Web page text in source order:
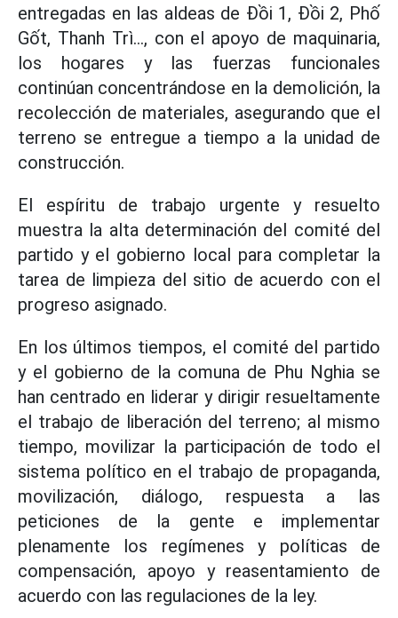
entregadas en las aldeas de Đồi 1, Đồi 2, Phố
Gốt, Thanh Trì..., con el apoyo de maquinaria,
los hogares y las fuerzas funcionales
continúan concentrándose en la demolición, la
recolección de materiales, asegurando que el
terreno se entregue a tiempo a la unidad de
construcción.
El espíritu de trabajo urgente y resuelto
muestra la alta determinación del comité del
partido y el gobierno local para completar la
tarea de limpieza del sitio de acuerdo con el
progreso asignado.
En los últimos tiempos, el comité del partido
y el gobierno de la comuna de Phu Nghia se
han centrado en liderar y dirigir resueltamente
el trabajo de liberación del terreno; al mismo
tiempo, movilizar la participación de todo el
sistema político en el trabajo de propaganda,
movilización, diálogo, respuesta a las
peticiones de la gente e implementar
plenamente los regímenes y políticas de
compensación, apoyo y reasentamiento de
acuerdo con las regulaciones de la ley.